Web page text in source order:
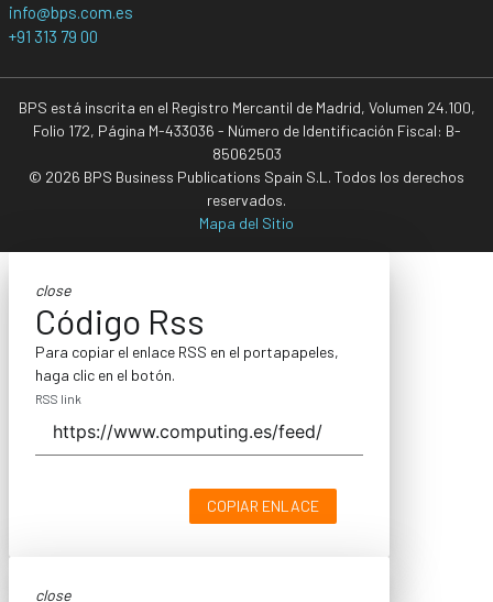
info@bps.com.es
+91 313 79 00
BPS está inscrita en el Registro Mercantil de Madrid, Volumen 24.100,
Folio 172, Página M-433036 - Número de Identificación Fiscal: B-
85062503
© 2026 BPS Business Publications Spain S.L. Todos los derechos
reservados.
Mapa del Sitio
close
Código Rss
Para copiar el enlace RSS en el portapapeles,
haga clic en el botón.
RSS link
COPIAR ENLACE
close